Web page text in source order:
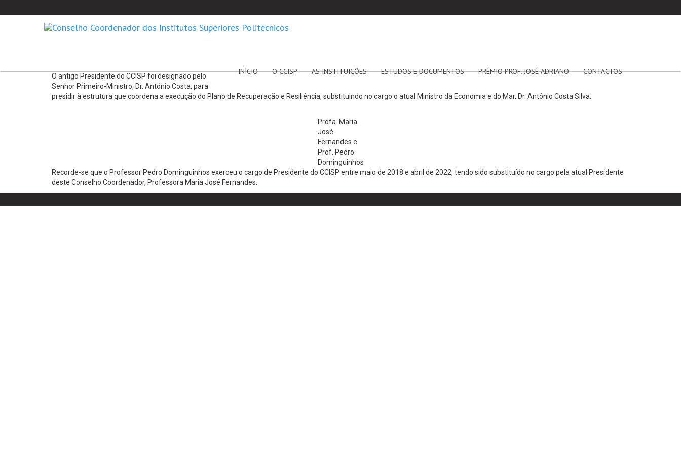
INÍCIO O CCISP AS INSTITUIÇÕES ESTUDOS E DOCUMENTOS PRÉMIO PROF. JOSÉ ADRIANO CONTACTOS
O antigo Presidente do CCISP foi designado pelo
Senhor Primeiro-Ministro, Dr. António Costa, para
presidir à estrutura que coordena a execução do Plano de Recuperação e Resiliência, substituindo no cargo o atual Ministro da Economia e do Mar, Dr. António Costa Silva.
Profa. Maria
José
Fernandes e
Prof. Pedro
Dominguinhos
Recorde-se que o Professor Pedro Dominguinhos exerceu o cargo de Presidente do CCISP entre maio de 2018 e abril de 2022, tendo sido substituído no cargo pela atual Presidente
deste Conselho Coordenador, Professora Maria José Fernandes.